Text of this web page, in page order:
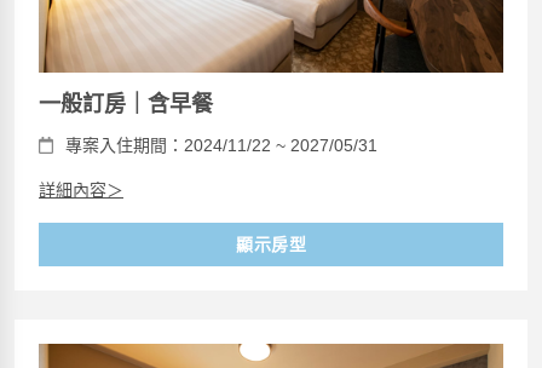
一般訂房｜含早餐
專案入住期間：2024/11/22 ~ 2027/05/31
詳細內容＞
顯示房型